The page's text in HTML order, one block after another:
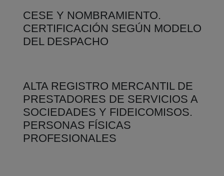
CESE Y NOMBRAMIENTO.
CERTIFICACIÓN SEGÚN MODELO
DEL DESPACHO
ALTA REGISTRO MERCANTIL DE
PRESTADORES DE SERVICIOS A
SOCIEDADES Y FIDEICOMISOS.
PERSONAS FÍSICAS
PROFESIONALES